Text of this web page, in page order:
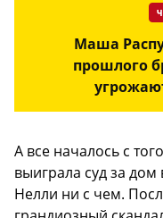
Маша
прошлого
А все началось с
выиграла суд за
Нелли ни с чем.